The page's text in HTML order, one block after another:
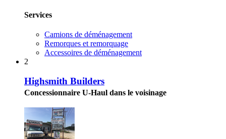
Services
Camions de déménagement
Remorques et remorquage
Accessoires de déménagement
2
Highsmith Builders
Concessionnaire U-Haul dans le voisinage